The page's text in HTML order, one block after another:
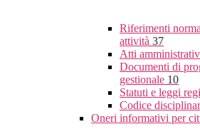
Riferimenti
attività 37
Atti
Documenti di
gestionale 10
Statuti e leggi
Codice
Oneri informativi per